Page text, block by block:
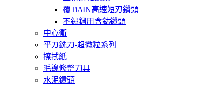
覆TiAIN高速短刃鑽頭
不鏽鋼用含鈷鑽頭
中心衝
平刀銑刀-超微粒系列
擦拭紙
毛邊修整刀具
水泥鑽頭